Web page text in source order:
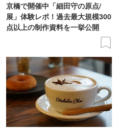
京橋で開催中「細田守の原点/
展」体験レポ！過去最大規模300
点以上の制作資料を一挙公開